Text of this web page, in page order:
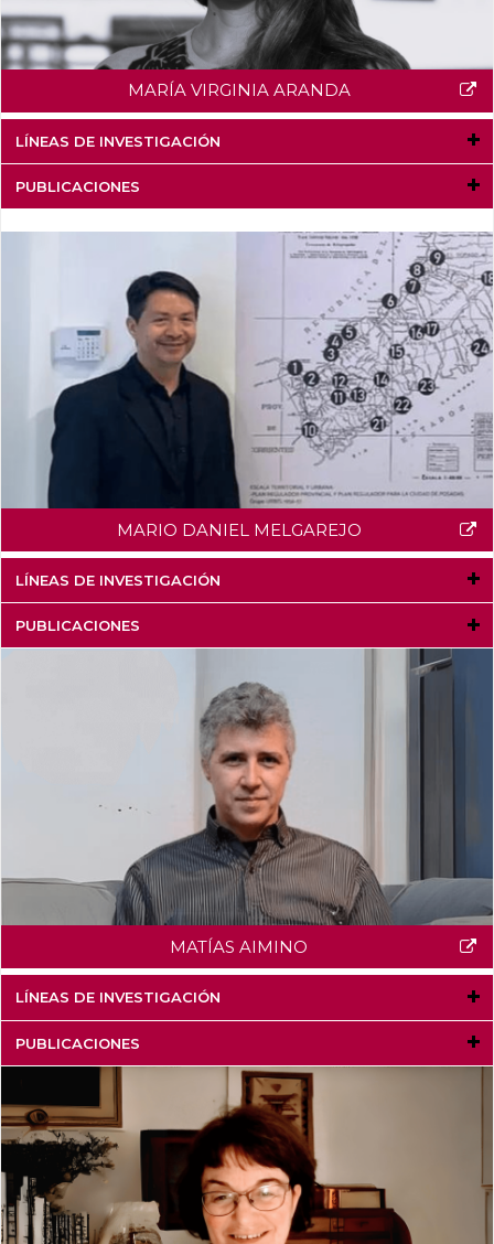
MARÍA VIRGINIA ARANDA
LÍNEAS DE INVESTIGACIÓN
PUBLICACIONES
MARIO DANIEL MELGAREJO
LÍNEAS DE INVESTIGACIÓN
PUBLICACIONES
MATÍAS AIMINO
LÍNEAS DE INVESTIGACIÓN
PUBLICACIONES